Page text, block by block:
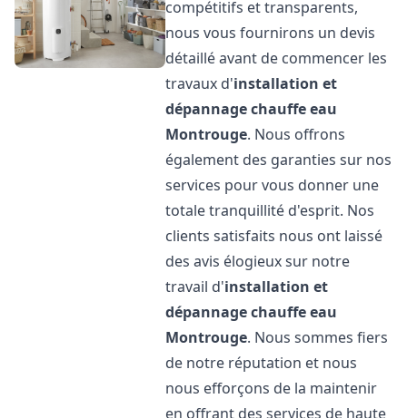
compétitifs et transparents,
nous vous fournirons un devis
détaillé avant de commencer les
travaux d'installation et
dépannage chauffe eau
Montrouge. Nous offrons
également des garanties sur nos
services pour vous donner une
totale tranquillité d'esprit. Nos
clients satisfaits nous ont laissé
des avis élogieux sur notre
travail d'installation et
dépannage chauffe eau
Montrouge. Nous sommes fiers
de notre réputation et nous
nous efforçons de la maintenir
en offrant des services de haute